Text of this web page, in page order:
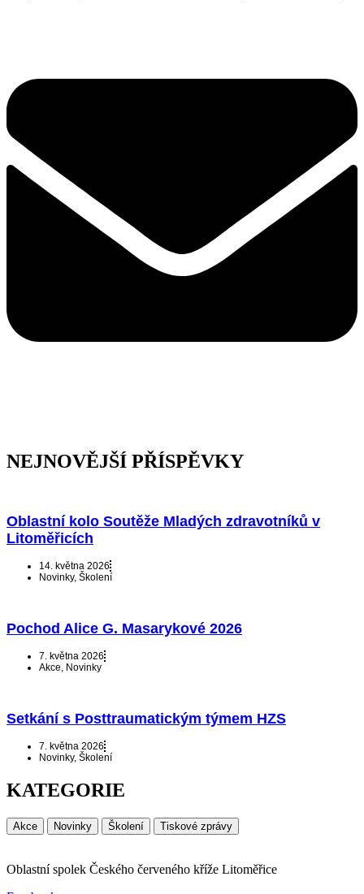
NEJNOVĚJŠÍ PŘÍSPĚVKY
Oblastní kolo Soutěže Mladých zdravotníků v
Litoměřicích
14. května 2026
Novinky, Školení
Pochod Alice G. Masarykové 2026
7. května 2026
Akce, Novinky
Setkání s Posttraumatickým týmem HZS
7. května 2026
Novinky, Školení
KATEGORIE
Akce Novinky Školení Tiskové zprávy
Oblastní spolek Českého červeného kříže Litoměřice